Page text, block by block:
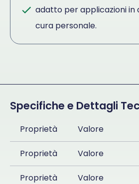
adatto per applicazioni in
cura personale.
Specifiche e Dettagli
Proprietà Valore
Proprietà Valore
Proprietà Valore